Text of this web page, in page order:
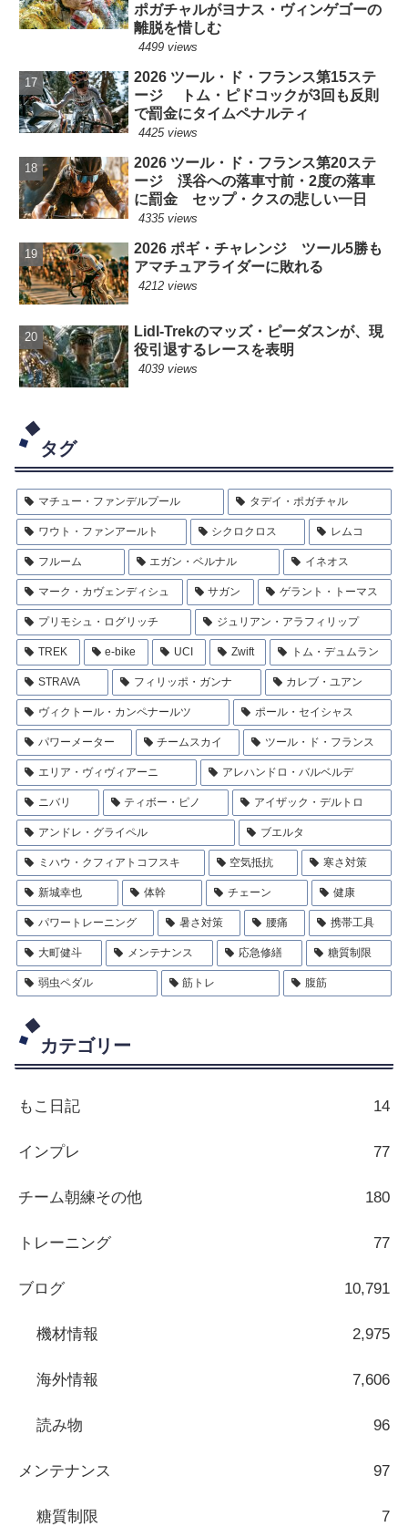
ポガチャルがヨナス・ヴィンゲゴーの
離脱を惜しむ
4499 views
2026 ツール・ド・フランス第15ステ
ージ トム・ピドコックが3回も反則
で罰金にタイムペナルティ
4425 views
2026 ツール・ド・フランス第20ステ
ージ 渓谷への落車寸前・2度の落車
に罰金 セップ・クスの悲しい一日
4335 views
2026 ポギ・チャレンジ ツール5勝も
アマチュアライダーに敗れる
4212 views
Lidl-Trekのマッズ・ピーダスンが、現
役引退するレースを表明
4039 views
タグ
マチュー・ファンデルプール タデイ・ポガチャル
ワウト・ファンアールト シクロクロス レムコ
フルーム エガン・ベルナル イネオス
マーク・カヴェンディシュ サガン ゲラント・トーマス
プリモシュ・ログリッチ ジュリアン・アラフィリップ
TREK e-bike UCI Zwift トム・デュムラン
STRAVA フィリッポ・ガンナ カレブ・ユアン
ヴィクトール・カンペナールツ ポール・セイシャス
パワーメーター チームスカイ ツール・ド・フランス
エリア・ヴィヴィアーニ アレハンドロ・バルベルデ
ニバリ ティボー・ピノ アイザック・デルトロ
アンドレ・グライペル ブエルタ
ミハウ・クフィアトコフスキ 空気抵抗 寒さ対策
新城幸也 体幹 チェーン 健康
パワートレーニング 暑さ対策 腰痛 携帯工具
大町健斗 メンテナンス 応急修繕 糖質制限
弱虫ペダル 筋トレ 腹筋
カテゴリー
もこ日記 14
インプレ 77
チーム朝練その他 180
トレーニング 77
ブログ 10,791
機材情報 2,975
海外情報 7,606
読み物 96
メンテナンス 97
糖質制限 7